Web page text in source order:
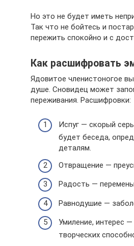
Но это не будет иметь
Так что не бойтесь и
пережить спокойно и с
Как расшифровать
Ядовитое членистоногое
душе. Сновидец может
переживания. Расшифровки:
Испуг — скорый
будет беседа,
деталям.
Отвращение —
Радость —
Равнодушие —
Умиление, интерес
творческих